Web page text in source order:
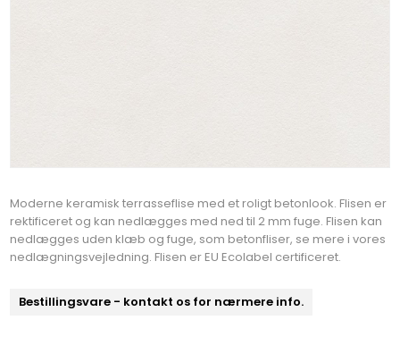
Moderne keramisk terrasseflise med et roligt betonlook. Flisen er
rektificeret og kan nedlægges med ned til 2 mm fuge. Flisen kan
nedlægges uden klæb og fuge, som betonfliser, se mere i vores
nedlægningsvejledning. Flisen er EU Ecolabel certificeret.
Bestillingsvare - kontakt os for nærmere info.